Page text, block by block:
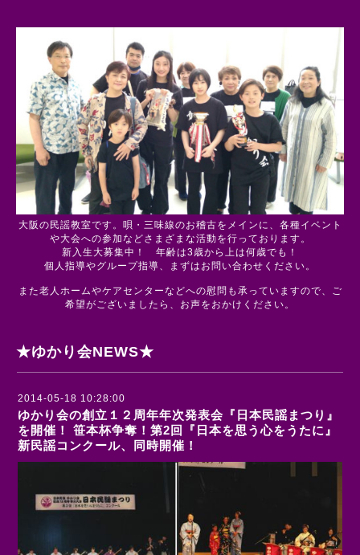
大阪の民謡教室です。唄・三味線のお稽古をメインに、各種イベント
や大会への参加などさまざまな活動を行っております。
新入生大募集中！ 年齢は3歳から上は何歳でも！
個人指導やグループ指導、まずはお問い合わせください。
また老人ホームやケアセンターなどへの慰問も承っていますので、ご
希望がございましたら、お声をおかけください。
★ゆかり会NEWS★
2014-05-18 10:28:00
ゆかり会の創立１２周年年次発表会『日本民謡まつり』
を開催！ 笹本杯争奪！第2回『日本を思う心をうたに』
新民謡コンクール、同時開催！